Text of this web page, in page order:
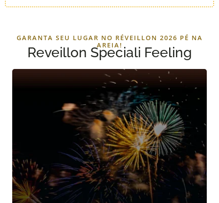
GARANTA SEU LUGAR NO RÉVEILLON 2026 PÉ NA
AREIA!
Reveillon Speciali Feeling